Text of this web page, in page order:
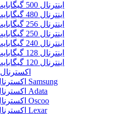
SSD اینترنال 500 گیگابایت
SSD اینترنال 480 گیگابایت
SSD اینترنال 256 گیگابایت
SSD اینترنال 250 گیگابایت
SSD اینترنال 240 گیگابایت
SSD اینترنال 128 گیگابایت
SSD اینترنال 120 گیگابایت
حافظه SSD اکسترنال
SSD اکسترنال Samsung
SSD اکسترنال Adata
SSD اکسترنال Oscoo
SSD اکسترنال Lexar